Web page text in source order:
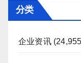
分类
企业资讯